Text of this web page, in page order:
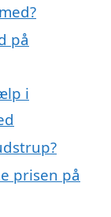
på
i
prisen på